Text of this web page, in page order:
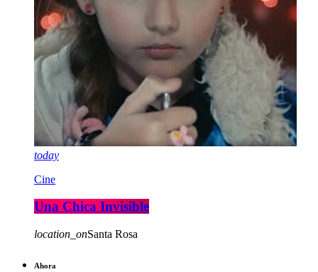
today
Cine
Una Chica Invisible
location_onSanta Rosa
Ahora